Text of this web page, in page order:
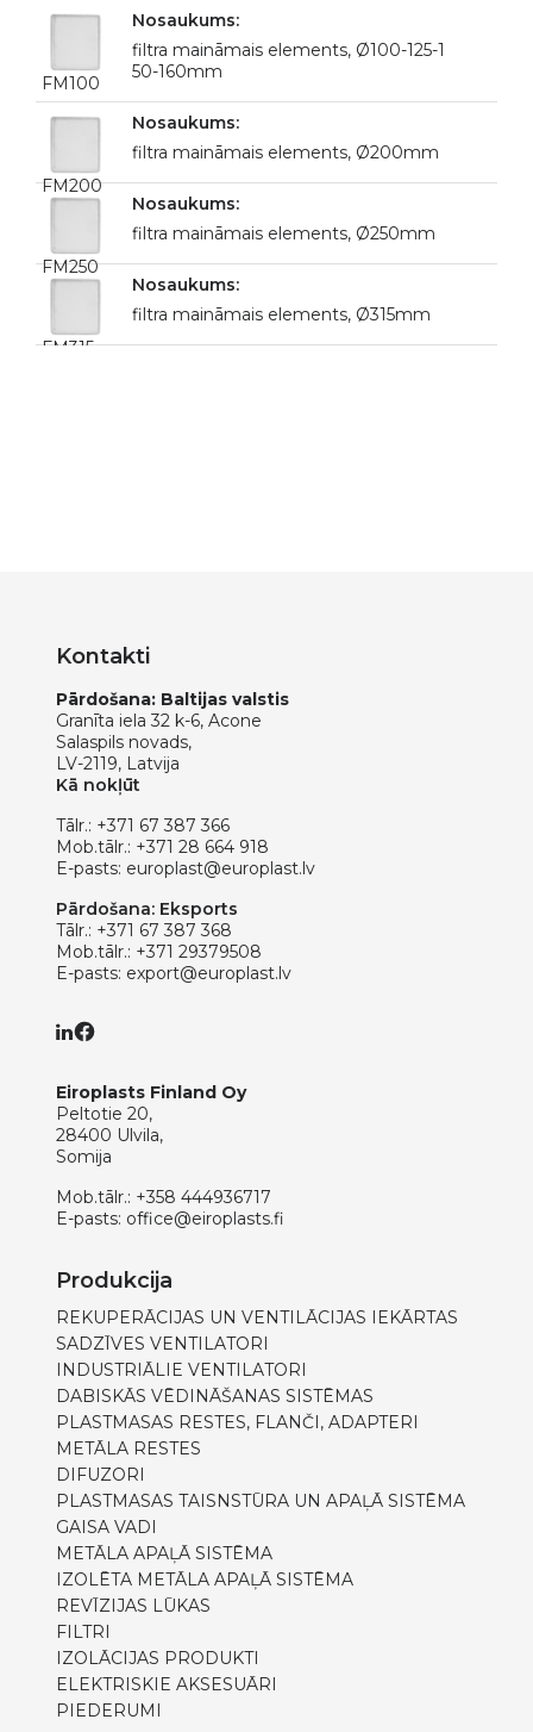
FM100
filtra maināmais elements, Ø100-125-1
50-160mm
FM200
filtra maināmais elements, Ø200mm
FM250
filtra maināmais elements, Ø250mm
FM315
filtra maināmais elements, Ø315mm
Kontakti
Pārdošana: Baltijas valstis
Granīta iela 32 k-6, Acone
Salaspils novads,
LV-2119, Latvija
Kā nokļūt
Tālr.: +371 67 387 366
Mob.tālr.: +371 28 664 918
E-pasts: europlast@europlast.lv
Pārdošana: Eksports
Tālr.: +371 67 387 368
Mob.tālr.: +371 29379508
E-pasts: export@europlast.lv
Eiroplasts Finland Oy
Peltotie 20,
28400 Ulvila,
Somija
Mob.tālr.: +358 444936717
E-pasts: office@eiroplasts.fi
Produkcija
REKUPERĀCIJAS UN VENTILĀCIJAS IEKĀRTAS
SADZĪVES VENTILATORI
INDUSTRIĀLIE VENTILATORI
DABISKĀS VĒDINĀŠANAS SISTĒMAS
PLASTMASAS RESTES, FLANČI, ADAPTERI
METĀLA RESTES
DIFUZORI
PLASTMASAS TAISNSTŪRA UN APAĻĀ SISTĒMA
GAISA VADI
METĀLA APAĻĀ SISTĒMA
IZOLĒTA METĀLA APAĻĀ SISTĒMA
REVĪZIJAS LŪKAS
FILTRI
IZOLĀCIJAS PRODUKTI
ELEKTRISKIE AKSESUĀRI
PIEDERUMI